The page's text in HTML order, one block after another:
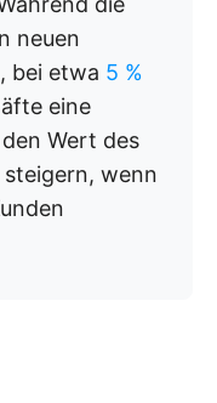
neuen
bei etwa 5 %
eine
Wert des
wenn